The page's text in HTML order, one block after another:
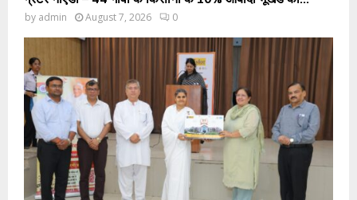
by admin August 7, 2026 0